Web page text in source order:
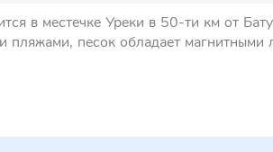
в местечке Уреки в 50-ти км от
пляжами, песок обладает магнитными